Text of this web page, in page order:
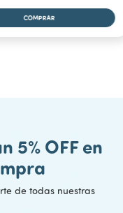
5% OFF en
de todas nuestras